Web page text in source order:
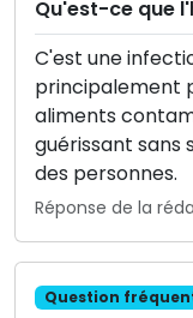
Qu'est-ce que
C'est une
principalement
aliments
guérissant sans
des personnes.
Réponse de la
Question